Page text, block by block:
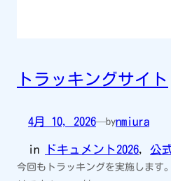
トラッキングサイト
4月 10, 2026—bynmiura
in ドキュメント2026, 公
今回もトラッキングを実施します